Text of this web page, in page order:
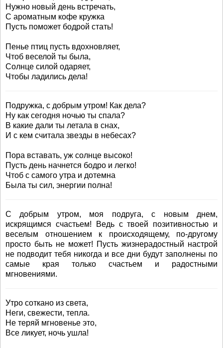
Нужно новый день встречать,
С ароматным кофе кружка
Пусть поможет бодрой стать!
Пенье птиц пусть вдохновляет,
Чтоб веселой ты была,
Солнце силой одаряет,
Чтобы ладились дела!
Подружка, с добрым утром! Как дела?
Ну как сегодня ночью ты спала?
В какие дали ты летала в снах,
И с кем считала звезды в небесах?
Пора вставать, уж солнце высоко!
Пусть день начнется бодро и легко!
Чтоб с самого утра и дотемна
Была ты сил, энергии полна!
С добрым утром, моя подруга, с новым днем,
искрящимся счастьем! Ведь с твоей позитивностью и
веселым отношением к происходящему, по-другому
просто быть не может! Пусть жизнерадостный настрой
не подводит тебя никогда и все дни будут заполнены по
самые края только счастьем и радостными
мгновениями.
Утро соткано из света,
Неги, свежести, тепла.
Не теряй мгновенье это,
Все ликует, ночь ушла!